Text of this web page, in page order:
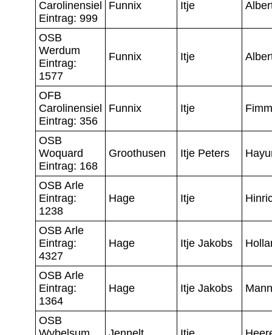
Carolinensiel
Eintrag: 999
Funnix Itje
OSB
Werdum
Eintrag:
1577
Funnix Itje
OFB
Carolinensiel
Eintrag: 356
Funnix Itje
OSB
Woquard
Eintrag: 168
Groothusen Itje Peters
OSB Arle
Eintrag:
1238
Hage Itje
OSB Arle
Eintrag:
4327
Hage Itje Jakobs
OSB Arle
Eintrag:
1364
Hage Itje Jakobs
OSB